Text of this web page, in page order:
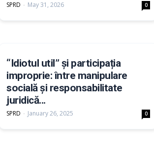
SPRD - May 31, 2026 0
“Idiotul util” și participația
improprie: între manipulare
socială și responsabilitate
juridică...
SPRD - January 26, 2025 0